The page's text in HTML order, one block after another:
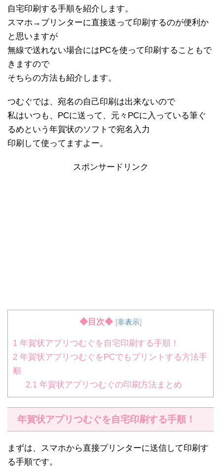
自宅印刷する手順を紹介します。
スマホ→プリンターに直接送って印刷するのが便利か
と思いますが
無線で送れない場合にはPCを使って印刷することもで
きますので
そちらの方法も紹介します。
つむぐでは、宛名の自己印刷は出来ないので
私はいつも、PCに送って、元々PCに入っている筆ぐ
るめという年賀状のソフトで宛名入力
印刷して使ってますよー。
スポンサードリンク
◆目次◆ [非表示]
1 年賀状アプリつむぐを自宅印刷する手順！
2 年賀状アプリつむぐをPCでもプリントする方法手
順
2.1 年賀状アプリつむぐの印刷方法まとめ
年賀状アプリつむぐを自宅印刷する手順！
まずは、スマホから直接プリンターに送信して印刷す
る手順です。